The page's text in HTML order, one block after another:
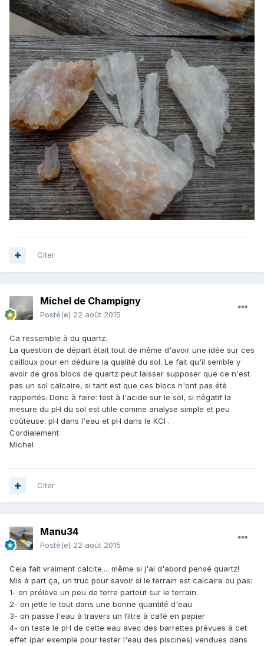
Citer
Michel de Champigny
Posté(e) 22 août 2015
Ca ressemble à du quartz.
La question de départ était tout de même d'avoir une idée sur ces
cailloux pour en déduire la qualité du sol. Le fait qu'il semble y
avoir de gros blocs de quartz peut laisser supposer que ce n'est
pas un sol calcaire, si tant est que ces blocs n'ont pas été
rapportés. Donc à faire: test à l'acide sur le sol, si négatif la
mesure du pH du sol est utile comme analyse simple et peu
coûteuse: pH dans l'eau et pH dans le KCl .
Cordialement
Michel
Citer
Manu34
Posté(e) 22 août 2015
Cela fait vraiment calcite.... même si j'ai d'abord pensé quartz!
Mis à part ça, un truc pour savoir si le terrain est calcaire ou pas:
1- on prélève un peu de terre partout sur le terrain.
2- on jette le tout dans une bonne quantité d'eau
3- on passe l'eau à travers un filtre à café en papier
4- on teste le pH de cette eau avec des barrettes prévues à cet
effet (par exemple pour tester l'eau des piscines) vendues dans